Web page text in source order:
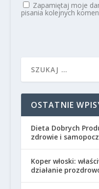
Zapamiętaj moje
pisania kolejnych
OSTATNIE
Dieta Dobrych
zdrowie i
Koper włoski:
działanie